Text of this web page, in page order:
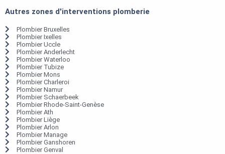
Autres zones d'interventions plomberie
Plombier Bruxelles
Plombier Ixelles
Plombier Uccle
Plombier Anderlecht
Plombier Waterloo
Plombier Tubize
Plombier Mons
Plombier Charleroi
Plombier Namur
Plombier Schaerbeek
Plombier Rhode-Saint-Genèse
Plombier Ath
Plombier Liège
Plombier Arlon
Plombier Manage
Plombier Ganshoren
Plombier Genval